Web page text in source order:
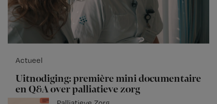
Actueel
Uitnodiging: première mini documentaire
en Q&A over palliatieve zorg